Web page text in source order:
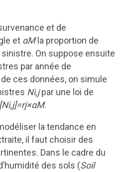
et de
et αMla proportion de
On suppose ensuite
par année de
ces données, on simule
Ni,jpar une loi de
i,j]=rj×αM.
la tendance en
il faut choisir des
Dans le cadre du
des sols (Soil